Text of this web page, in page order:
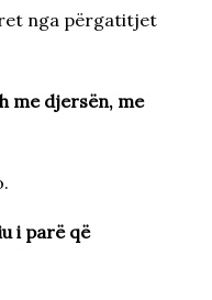
nga përgatitjet
me djersën, me
i parë që